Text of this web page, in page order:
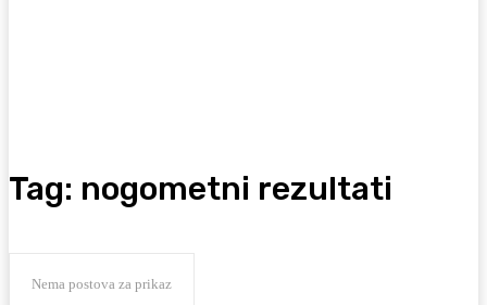
Tag: nogometni rezultati
Nema postova za prikaz